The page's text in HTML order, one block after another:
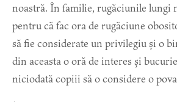
noastră. În familie, rugăciunile lungi
pentru că fac ora de rugăciune
să fie considerate un privilegiu și o
din aceasta o oră de interes și
niciodată copiii să o considere o